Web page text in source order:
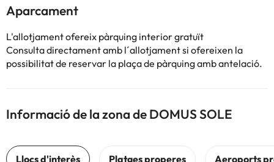
Aparcament
L'allotjament ofereix pàrquing interior gratuït
Consulta directament amb l´allotjament si ofereixen la
possibilitat de reservar la plaça de pàrquing amb antelació.
Informació de la zona de DOMUS SOLE